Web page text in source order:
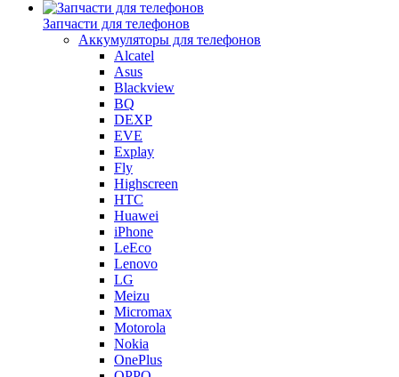
Запчасти для телефонов
Аккумуляторы для телефонов
Alcatel
Asus
Blackview
BQ
DEXP
EVE
Explay
Fly
Highscreen
HTC
Huawei
iPhone
LeEco
Lenovo
LG
Meizu
Micromax
Motorola
Nokia
OnePlus